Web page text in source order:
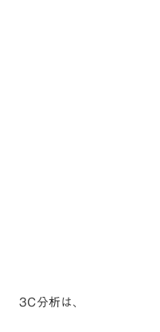
3C分析は、